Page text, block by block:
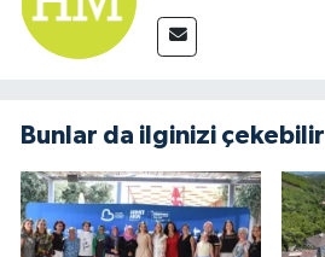
Bunlar da ilginizi çekebilir